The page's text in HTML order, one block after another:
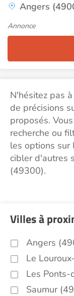
Angers
Annonce
N'hésitez pas
de précisions
proposés.
recherche ou
les options sur
cibler d'autres
(49300).
Villes à
Angers
Le
Les
Saumur